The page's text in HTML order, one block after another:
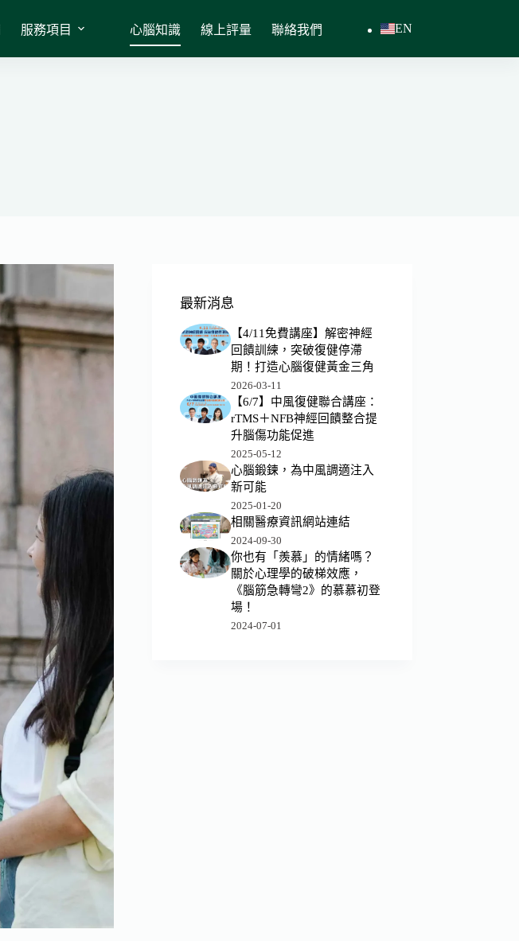
服務項目 心腦知識 線上評量 聯絡我們 EN
最新消息
【4/11免費講座】解密神經
回饋訓練，突破復健停滯
期！打造心腦復健黃金三角
2026-03-11
【6/7】中風復健聯合講座：
rTMS＋NFB神經回饋整合提
升腦傷功能促進
2025-05-12
心腦鍛鍊，為中風調適注入
新可能
2025-01-20
相關醫療資訊網站連結
2024-09-30
你也有「羨慕」的情緒嗎？
關於心理學的破梯效應，
《腦筋急轉彎2》的慕慕初登
場！
2024-07-01